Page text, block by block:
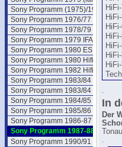
Sony Programm (1975)/1976
Sony Programm 1976/77
Sony Programm 1978/79
Sony Programm 1979 IFA
Sony Programm 1980 ES
Sony Programm 1980 Hifi
Sony Programm 1982 Hifi
Sony Programm 1983/84 Hifi
Sony Programm 1983/84 CD/PCM
Sony Programm 1984/85 Hifi
Sony Programm 1985/86 Hifi
Sony Programm 1986-87 ES
Sony Programm 1987-88 Hifi
Sony Programm 1990/91
.
In
Der
.